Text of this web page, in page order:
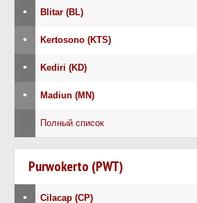
• Blitar (BL)
• Kertosono (KTS)
• Kediri (KD)
• Madiun (MN)
Полный список
Purwokerto (PWT)
• Cilacap (CP)